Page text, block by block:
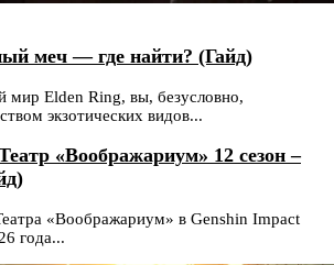
меч — где найти? (Гайд)
мир Elden Ring, вы, безусловно,
экзотических видов...
«Воображариум» 12 сезон –
«Воображариум» в Genshin Impact
года...